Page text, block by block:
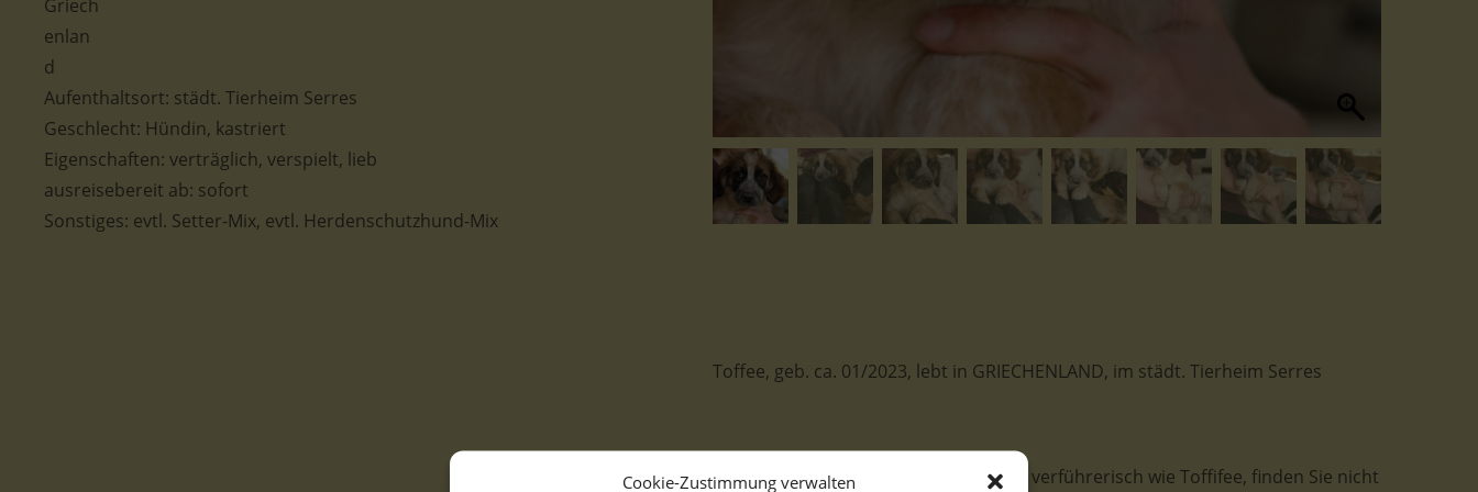
Cookie-Zustimmung verwalten
Aufenthaltsort: städt. Tierheim Serres
Geschlecht: Hündin, kastriert
Eigenschaften: verträglich, verspielt, lieb
ausreisebereit ab: sofort
Sonstiges: evtl. Setter-Mix, evtl. Herdenschutzhund-Mix
Toffee, geb. ca. 01/2023, lebt in GRIECHENLAND, im städt. Tierheim Serres
Unsere Toffee ist doch mindestens so verführerisch wie Toffifee, finden Sie nicht